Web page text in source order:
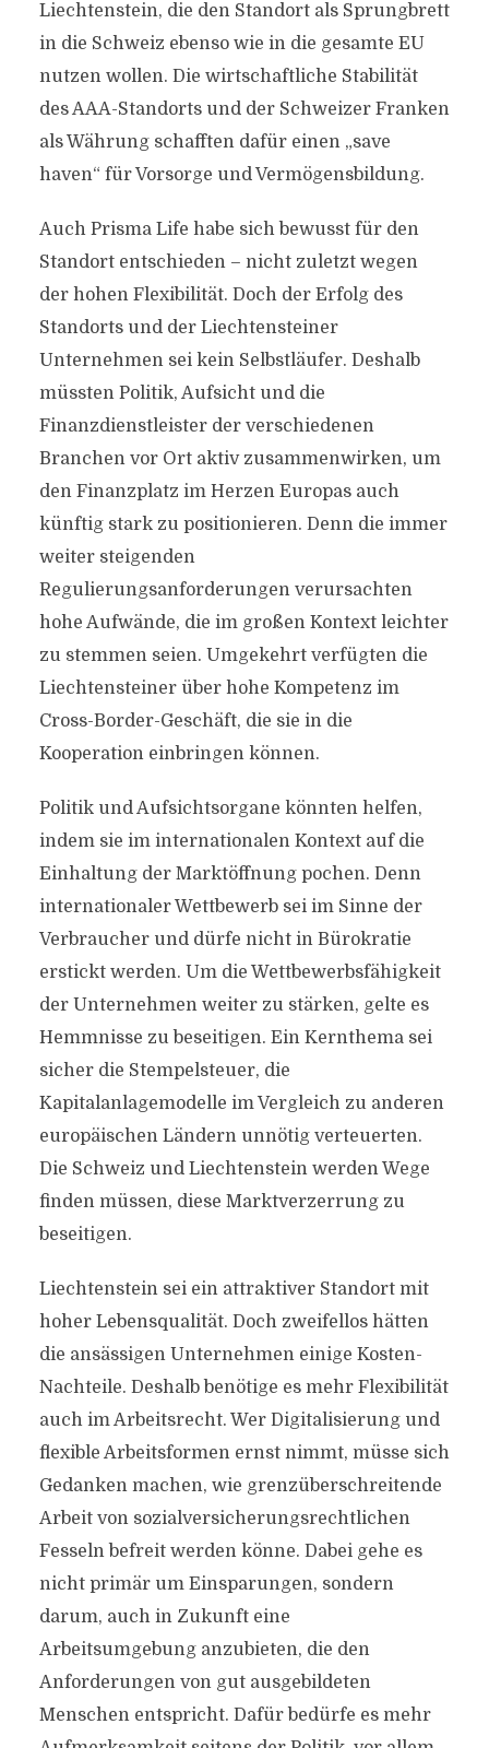
Liechtenstein, die den Standort als Sprungbrett
in die Schweiz ebenso wie in die gesamte EU
nutzen wollen. Die wirtschaftliche Stabilität
des AAA-Standorts und der Schweizer Franken
als Währung schafften dafür einen „save
haven“ für Vorsorge und Vermögensbildung.
Auch Prisma Life habe sich bewusst für den
Standort entschieden – nicht zuletzt wegen
der hohen Flexibilität. Doch der Erfolg des
Standorts und der Liechtensteiner
Unternehmen sei kein Selbstläufer. Deshalb
müssten Politik, Aufsicht und die
Finanzdienstleister der verschiedenen
Branchen vor Ort aktiv zusammenwirken, um
den Finanzplatz im Herzen Europas auch
künftig stark zu positionieren. Denn die immer
weiter steigenden
Regulierungsanforderungen verursachten
hohe Aufwände, die im großen Kontext leichter
zu stemmen seien. Umgekehrt verfügten die
Liechtensteiner über hohe Kompetenz im
Cross-Border-Geschäft, die sie in die
Kooperation einbringen können.
Politik und Aufsichtsorgane könnten helfen,
indem sie im internationalen Kontext auf die
Einhaltung der Marktöffnung pochen. Denn
internationaler Wettbewerb sei im Sinne der
Verbraucher und dürfe nicht in Bürokratie
erstickt werden. Um die Wettbewerbsfähigkeit
der Unternehmen weiter zu stärken, gelte es
Hemmnisse zu beseitigen. Ein Kernthema sei
sicher die Stempelsteuer, die
Kapitalanlagemodelle im Vergleich zu anderen
europäischen Ländern unnötig verteuerten.
Die Schweiz und Liechtenstein werden Wege
finden müssen, diese Marktverzerrung zu
beseitigen.
Liechtenstein sei ein attraktiver Standort mit
hoher Lebensqualität. Doch zweifellos hätten
die ansässigen Unternehmen einige Kosten-
Nachteile. Deshalb benötige es mehr Flexibilität
auch im Arbeitsrecht. Wer Digitalisierung und
flexible Arbeitsformen ernst nimmt, müsse sich
Gedanken machen, wie grenzüberschreitende
Arbeit von sozialversicherungsrechtlichen
Fesseln befreit werden könne. Dabei gehe es
nicht primär um Einsparungen, sondern
darum, auch in Zukunft eine
Arbeitsumgebung anzubieten, die den
Anforderungen von gut ausgebildeten
Menschen entspricht. Dafür bedürfe es mehr